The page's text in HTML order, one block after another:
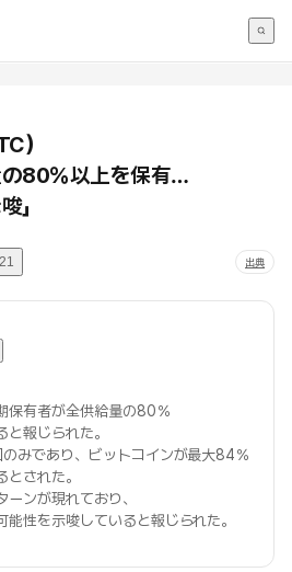
）
80％以上を保有…
」
出典
保有者が全供給量の80％
報じられた。
のみであり、ビットコインが最大84％
とされた。
ンが現れており、
能性を示唆していると報じられた。